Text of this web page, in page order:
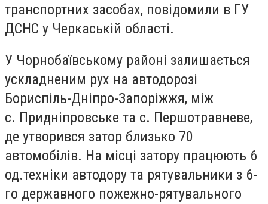
транспортних засобах, повідомили в ГУ
ДСНС у Черкаській області.
У Чорнобаївському районі залишається
ускладненим рух на автодорозі
Бориспіль-Дніпро-Запоріжжя, між
с. Придніпровське та с. Першотравневе,
де утворився затор близько 70
автомобілів. На місці затору працюють 6
од.техніки автодору та рятувальники з 6-
го державного пожежно-рятувального